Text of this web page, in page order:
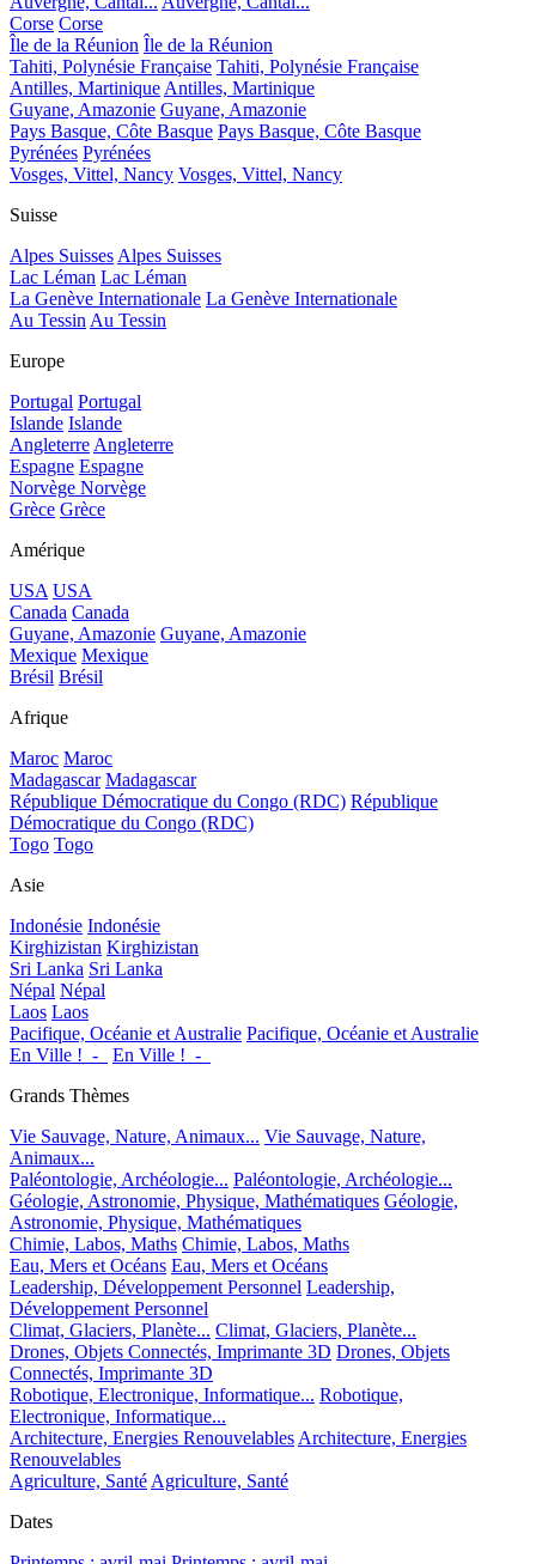
Corse Corse
Île de la Réunion Île de la Réunion
Tahiti, Polynésie Française Tahiti, Polynésie Française
Antilles, Martinique Antilles, Martinique
Guyane, Amazonie Guyane, Amazonie
Pays Basque, Côte Basque Pays Basque, Côte Basque
Pyrénées Pyrénées
Vosges, Vittel, Nancy Vosges, Vittel, Nancy
Suisse
Alpes Suisses Alpes Suisses
Lac Léman Lac Léman
La Genève Internationale La Genève Internationale
Au Tessin Au Tessin
Europe
Portugal Portugal
Islande Islande
Angleterre Angleterre
Espagne Espagne
Norvège Norvège
Grèce Grèce
Amérique
USA USA
Canada Canada
Guyane, Amazonie Guyane, Amazonie
Mexique Mexique
Brésil Brésil
Afrique
Maroc Maroc
Madagascar Madagascar
République Démocratique du Congo (RDC) République
Démocratique du Congo (RDC)
Togo Togo
Asie
Indonésie Indonésie
Kirghizistan Kirghizistan
Sri Lanka Sri Lanka
Népal Népal
Laos Laos
Pacifique, Océanie et Australie Pacifique, Océanie et Australie
En Ville !_-_
En Ville !_-_
Grands Thèmes
Vie Sauvage, Nature, Animaux... Vie Sauvage, Nature,
Animaux...
Paléontologie, Archéologie... Paléontologie, Archéologie...
Géologie, Astronomie, Physique, Mathématiques Géologie,
Astronomie, Physique, Mathématiques
Chimie, Labos, Maths Chimie, Labos, Maths
Eau, Mers et Océans Eau, Mers et Océans
Leadership, Développement Personnel Leadership,
Développement Personnel
Climat, Glaciers, Planète... Climat, Glaciers, Planète...
Drones, Objets Connectés, Imprimante 3D Drones, Objets
Connectés, Imprimante 3D
Robotique, Electronique, Informatique... Robotique,
Electronique, Informatique...
Architecture, Energies Renouvelables Architecture, Energies
Renouvelables
Agriculture, Santé Agriculture, Santé
Dates